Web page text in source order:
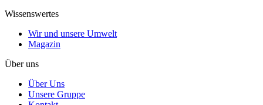
Wissenswertes
Wir und unsere Umwelt
Magazin
Über uns
Über Uns
Unsere Gruppe